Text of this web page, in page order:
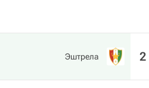
Эштрела 2